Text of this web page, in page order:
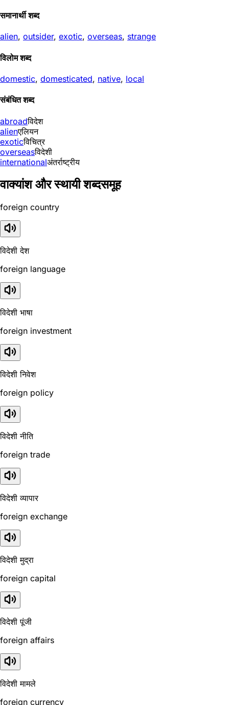
समानार्थी शब्द
alien, outsider, exotic, overseas, strange
विलोम शब्द
domestic, domesticated, native, local
संबंधित शब्द
abroadविदेश
alienएलियन
exoticविचित्र
overseasविदेशी
internationalअंतर्राष्ट्रीय
वाक्यांश और स्थायी शब्दसमूह
foreign country
विदेशी देश
foreign language
विदेशी भाषा
foreign investment
विदेशी निवेश
foreign policy
विदेशी नीति
foreign trade
विदेशी व्यापार
foreign exchange
विदेशी मुद्रा
foreign capital
विदेशी पूंजी
foreign affairs
विदेशी मामले
foreign currency